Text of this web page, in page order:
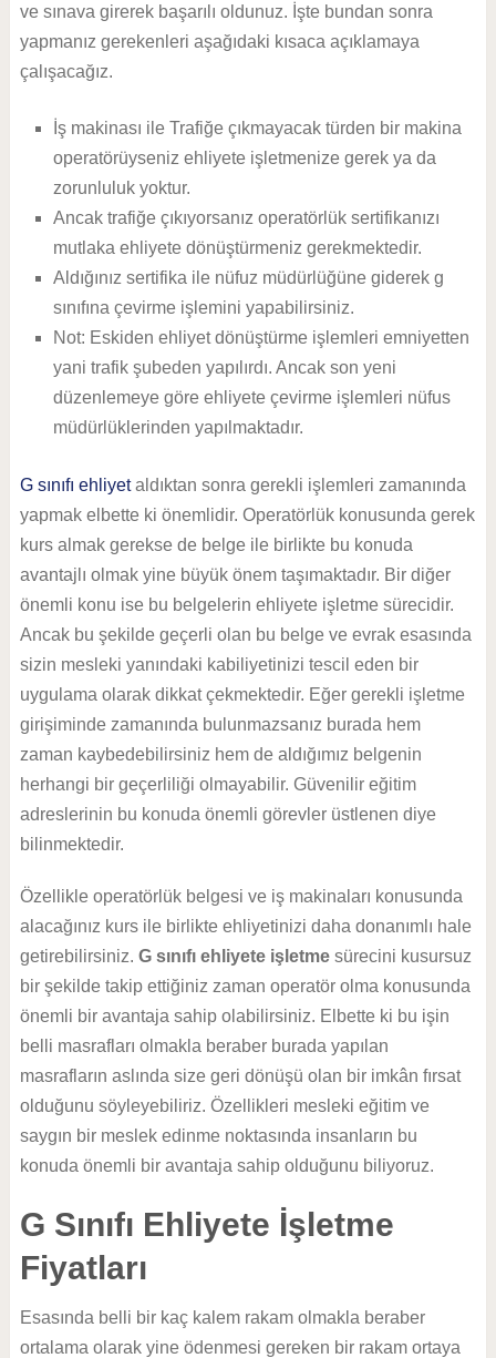
ve sınava girerek başarılı oldunuz. İşte bundan sonra
yapmanız gerekenleri aşağıdaki kısaca açıklamaya
çalışacağız.
İş makinası ile Trafiğe çıkmayacak türden bir makina
operatörüyseniz ehliyete işletmenize gerek ya da
zorunluluk yoktur.
Ancak trafiğe çıkıyorsanız operatörlük sertifikanızı
mutlaka ehliyete dönüştürmeniz gerekmektedir.
Aldığınız sertifika ile nüfuz müdürlüğüne giderek g
sınıfına çevirme işlemini yapabilirsiniz.
Not: Eskiden ehliyet dönüştürme işlemleri emniyetten
yani trafik şubeden yapılırdı. Ancak son yeni
düzenlemeye göre ehliyete çevirme işlemleri nüfus
müdürlüklerinden yapılmaktadır.
G sınıfı ehliyetaldıktan sonra gerekli işlemleri zamanında
yapmak elbette ki önemlidir. Operatörlük konusunda gerek
kurs almak gerekse de belge ile birlikte bu konuda
avantajlı olmak yine büyük önem taşımaktadır. Bir diğer
önemli konu ise bu belgelerin ehliyete işletme sürecidir.
Ancak bu şekilde geçerli olan bu belge ve evrak esasında
sizin mesleki yanındaki kabiliyetinizi tescil eden bir
uygulama olarak dikkat çekmektedir. Eğer gerekli işletme
girişiminde zamanında bulunmazsanız burada hem
zaman kaybedebilirsiniz hem de aldığımız belgenin
herhangi bir geçerliliği olmayabilir. Güvenilir eğitim
adreslerinin bu konuda önemli görevler üstlenen diye
bilinmektedir.
Özellikle operatörlük belgesi ve iş makinaları konusunda
alacağınız kurs ile birlikte ehliyetinizi daha donanımlı hale
getirebilirsiniz. G sınıfı ehliyete işletmesürecini kusursuz
bir şekilde takip ettiğiniz zaman operatör olma konusunda
önemli bir avantaja sahip olabilirsiniz. Elbette ki bu işin
belli masrafları olmakla beraber burada yapılan
masrafların aslında size geri dönüşü olan bir imkân fırsat
olduğunu söyleyebiliriz. Özellikleri mesleki eğitim ve
saygın bir meslek edinme noktasında insanların bu
konuda önemli bir avantaja sahip olduğunu biliyoruz.
G Sınıfı Ehliyete İşletme
Fiyatları
Esasında belli bir kaç kalem rakam olmakla beraber
ortalama olarak yine ödenmesi gereken bir rakam ortaya